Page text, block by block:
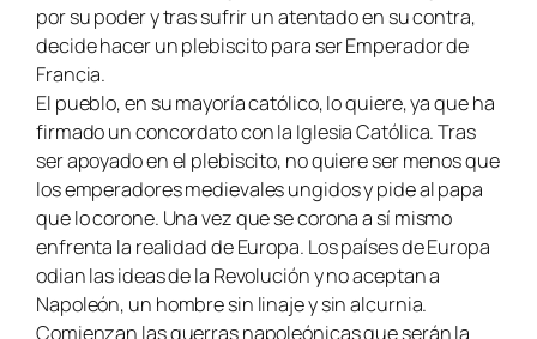
por su poder y tras sufrir un atentado en su contra,
decide hacer un plebiscito para ser Emperador de
Francia.
El pueblo, en su mayoría católico, lo quiere, ya que ha
firmado un concordato con la Iglesia Católica. Tras
ser apoyado en el plebiscito, no quiere ser menos que
los emperadores medievales ungidos y pide al papa
que lo corone. Una vez que se corona a sí mismo
enfrenta la realidad de Europa. Los países de Europa
odian las ideas de la Revolución y no aceptan a
Napoleón, un hombre sin linaje y sin alcurnia.
Comienzan las guerras napoleónicas que serán la